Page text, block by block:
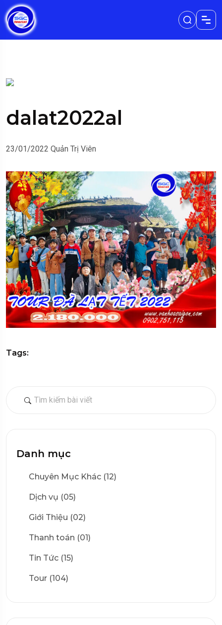
Danh mục
Chuyên Mục Khác (12)
Dịch vụ (05)
Giới Thiệu (02)
Thanh toán (01)
Tin Tức (15)
Tour (104)
dalat2022al
23/01/2022 Quản Trị Viên
Tags: